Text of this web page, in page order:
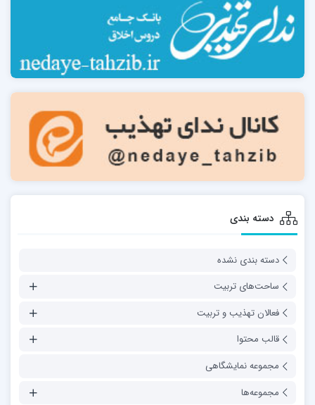
دسته بندی
دسته بندی نشده
ساحت‌های تربیت
فعالان تهذیب و تربیت
قالب محتوا
مجموعه نمایشگاهی
مجموعه‌ها